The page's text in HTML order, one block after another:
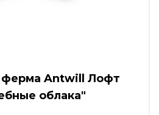
ферма Antwill Лофт
облака"